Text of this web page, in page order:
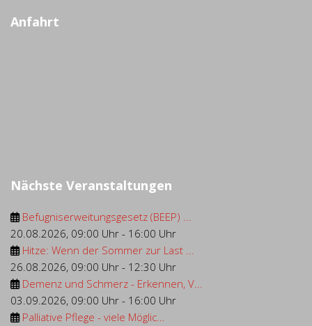
Anfahrt
Nächste Veranstaltungen
Befugniserweitungsgesetz (BEEP) ...
20.08.2026, 09:00 Uhr - 16:00 Uhr
Hitze: Wenn der Sommer zur Last ...
26.08.2026, 09:00 Uhr - 12:30 Uhr
Demenz und Schmerz - Erkennen, V...
03.09.2026, 09:00 Uhr - 16:00 Uhr
Palliative Pflege - viele Möglic...